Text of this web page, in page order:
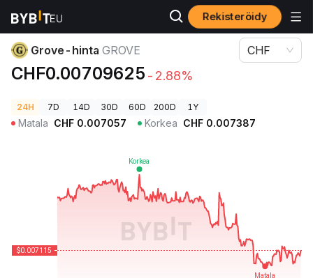
Rekisteröidy
Kryptohinnat
Grove-hinta GROVE
CHF0.00709625 -2.88%
CHF
24H 7D 14D 30D 60D 200D 1Y
Matala CHF 0.007057 Korkea CHF 0.007387